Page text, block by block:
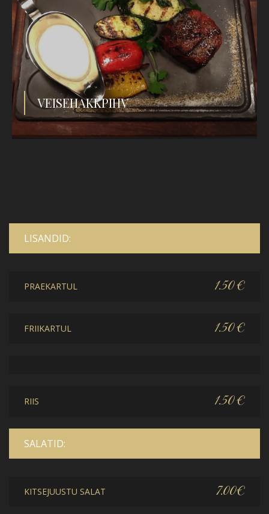
VEISEHAKKPIHV
LISANDID:
PRAEKARTUL 1.50 €
FRIIKARTUL 1.50 €
RIIS 1.50 €
SALATID:
KITSEJUUSTU SALAT 7.00€